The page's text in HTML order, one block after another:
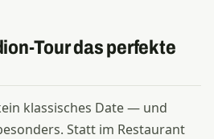
Tour das perfekte
klassisches Date — und
Statt im Restaurant